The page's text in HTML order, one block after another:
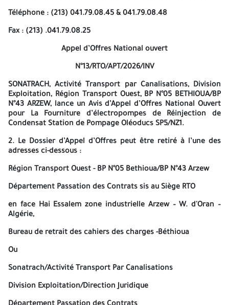
(400 000,00 DZD) émise par une banque agréée par la banque
d’Algérie dont la durée de validité est égale à la durée de validité
des offres, soit cent quatre-vingt (180) jours, assortie d’un délai
date de l’ouverture de l’offre technique. La possibilité de remise
membres de la Commission d’ouverture des offres techniques le
remise des offres, coïncide avec un jour férié, la date sera
reportée au jour ouvrable suivant. Les plis seront ouverts en
présence du ou des représentants des soumissionnaires qui le
souhaitent à la séance d’ouverture qui aura lieu à l’Ancienne base
Bethioua RTO-hors zone le 28/05/2026 à 10h00. Les plis
contenant les offres financières seront ouverts et examinés en
présence des soumissionnaires qui souhaitent y assister ou de
leurs représentants dûment mandatés à la séance d’ouverture
des offres financières qui se déroulera à la date, à l’heure et à
l’adresse mentionnées dans l’invitation qui sera adressée aux
seuls soumissionnaires dont les offres techniques déclarées
soumissionnaires resteront engagés par leurs offres pour une
durée de cent quatre-vingt (180) jours calendaires à compter de
ACTIVITE TRANSPORT PAR CANALISATIONS
REGION TRANSPORT OUEST
Téléphone : (213) 041.79.08.45 & 041.79.08.48
Fax : (213) .041.79.08.25
Appel d’Offres National ouvert
N°13/RTO/APT/2026/INV
SONATRACH, Activité Transport par Canalisations, Division
Exploitation, Région Transport Ouest, BP N°05 BETHIOUA/BP
N°43 ARZEW, lance un Avis d’Appel d’Offres National Ouvert
pour La Fourniture d’électropompes de Réinjection de
Condensat Station de Pompage Oléoducs SP5/NZ1.
2. Le Dossier d’Appel d’Offres peut être retiré à l’une des
adresses ci-dessous :
Région Transport Ouest - BP N°05 Bethioua/BP N°43 Arzew
Département Passation des Contrats sis au Siège RTO
en face Hai Essalem zone industrielle Arzew – W. d'Oran –
Algérie,
Bureau de retrait des cahiers des charges -Béthioua
Ou
Sonatrach/Activité Transport Par Canalisations
Division Exploitation/Direction Juridique